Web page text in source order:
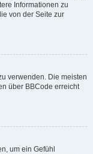
Informationen zu
von der Seite zur
verwenden. Die meisten
über BBCode erreicht
um ein Gefühl